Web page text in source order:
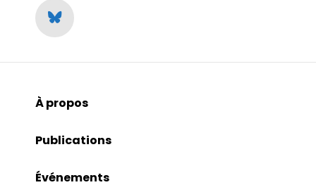
À propos
Publications
Événements